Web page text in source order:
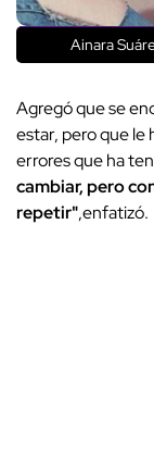
Ainara
Agregó que se
estar, pero que le
errores que ha
cambiar, pero
repetir",enfatizó.